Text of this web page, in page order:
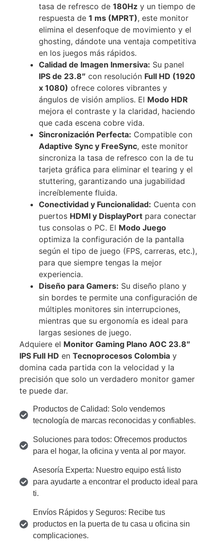
tasa de refresco de 180Hz y un tiempo de
respuesta de 1 ms (MPRT), este monitor
elimina el desenfoque de movimiento y el
ghosting, dándote una ventaja competitiva
en los juegos más rápidos.
Calidad de Imagen Inmersiva: Su panel
IPS de 23.8″ con resolución Full HD (1920
x 1080) ofrece colores vibrantes y
ángulos de visión amplios. El Modo HDR
mejora el contraste y la claridad, haciendo
que cada escena cobre vida.
Sincronización Perfecta: Compatible con
Adaptive Sync y FreeSync, este monitor
sincroniza la tasa de refresco con la de tu
tarjeta gráfica para eliminar el tearing y el
stuttering, garantizando una jugabilidad
increíblemente fluida.
Conectividad y Funcionalidad: Cuenta con
puertos HDMI y DisplayPort para conectar
tus consolas o PC. El Modo Juego
optimiza la configuración de la pantalla
según el tipo de juego (FPS, carreras, etc.),
para que siempre tengas la mejor
experiencia.
Diseño para Gamers: Su diseño plano y
sin bordes te permite una configuración de
múltiples monitores sin interrupciones,
mientras que su ergonomía es ideal para
largas sesiones de juego.
Adquiere el Monitor Gaming Plano AOC 23.8″
IPS Full HD en Tecnoprocesos Colombia y
domina cada partida con la velocidad y la
precisión que solo un verdadero monitor gamer
te puede dar.
Productos de Calidad: Solo vendemos
tecnología de marcas reconocidas y confiables.
Soluciones para todos: Ofrecemos productos
para el hogar, la oficina y venta al por mayor.
Asesoría Experta: Nuestro equipo está listo
para ayudarte a encontrar el producto ideal para
ti.
Envíos Rápidos y Seguros: Recibe tus
productos en la puerta de tu casa u oficina sin
complicaciones.